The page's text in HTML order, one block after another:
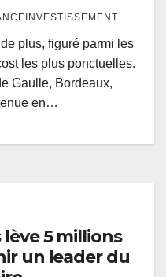
plus, figuré parmi les
les plus ponctuelles.
Gaulle, Bordeaux,
en…
5 millions
un leader du